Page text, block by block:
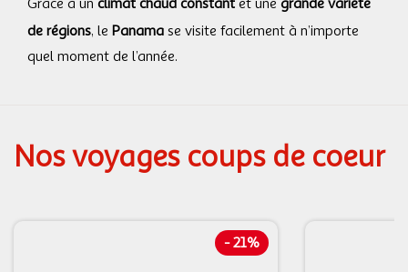
Grâce à un climat chaud constant et une grande variété
de régions, le Panama se visite facilement à n’importe
quel moment de l’année.
Nos voyages coups de coeur
- 21%